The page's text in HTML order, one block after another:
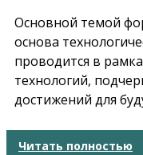
Основной темой
основа
проводится в
технологий,
достижений для
Читать полностью